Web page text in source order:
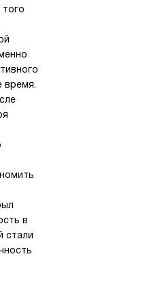
время.
в
стали